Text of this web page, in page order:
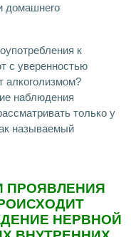
домашнего
к
с уверенностью
алкоголизмом?
наблюдения
только у
называемый
ПРОЯВЛЕНИЯ
НЕРВНОЙ